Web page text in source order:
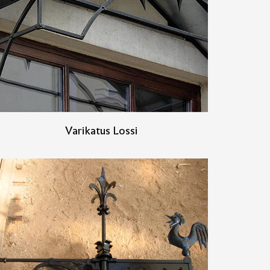
Varikatus Lossi